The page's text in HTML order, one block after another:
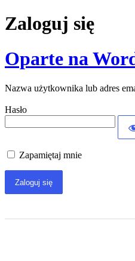
Zaloguj się
Oparte na
Nazwa użytkownika lub adres
Hasło
Zapamiętaj mnie